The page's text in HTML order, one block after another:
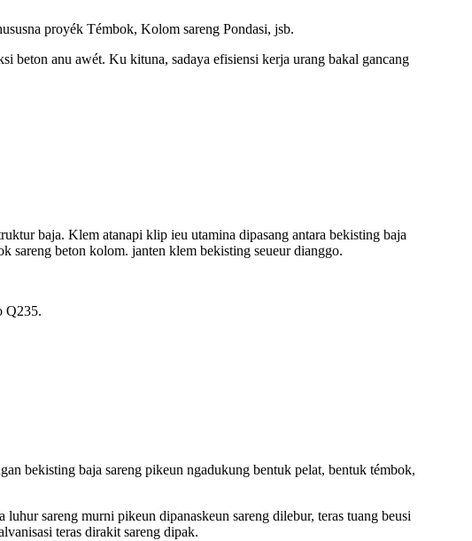
proyék Témbok, Kolom sareng Pondasi, jsb.
beton anu awét. Ku kituna, sadaya efisiensi kerja urang bakal gancang
baja. Klem atanapi klip ieu utamina dipasang antara bekisting baja
sareng beton kolom. janten klem bekisting seueur dianggo.
Q235.
bekisting baja sareng pikeun ngadukung bentuk pelat, bentuk témbok,
sareng murni pikeun dipanaskeun sareng dilebur, teras tuang beusi
teras dirakit sareng dipak.